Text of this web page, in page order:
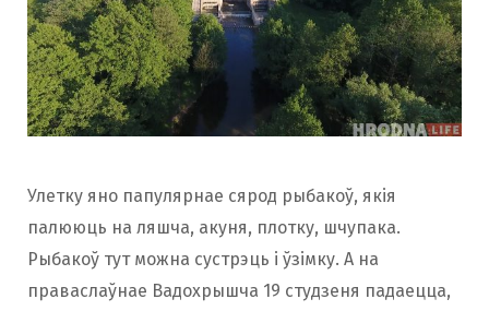
Улетку яно папулярнае сярод рыбакоў, якія
палююць на ляшча, акуня, плотку, шчупака.
Рыбакоў тут можна сустрэць і ўзімку. А на
праваслаўнае Вадохрышча 19 студзеня падаецца,